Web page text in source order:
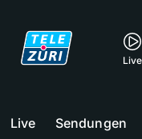
Live
Live Sendungen